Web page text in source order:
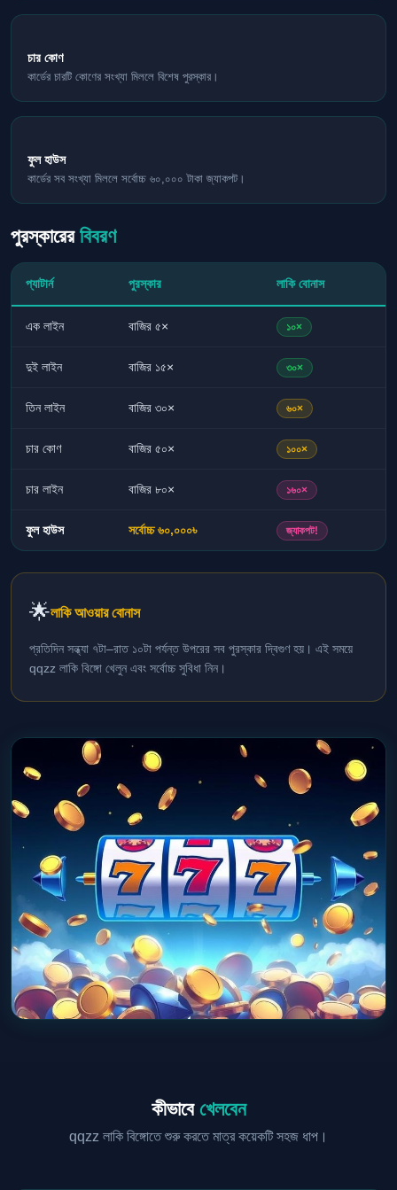
চার কোণ
কার্ডের চারটি কোণের সংখ্যা মিললে বিশেষ পুরস্কার।
ফুল হাউস
কার্ডের সব সংখ্যা মিললে সর্বোচ্চ ৬০,০০০ টাকা জ্যাকপট।
পুরস্কারের বিবরণ
প্যাটার্ন পুরস্কার লাকি বোনাস
এক লাইন বাজির ৫× ১০×
দুই লাইন বাজির ১৫× ৩০×
তিন লাইন বাজির ৩০× ৬০×
চার কোণ বাজির ৫০× ১০০×
চার লাইন বাজির ৮০× ১৬০×
ফুল হাউস সর্বোচ্চ ৬০,০০০৳ জ্যাকপট!
🌟লাকি আওয়ার বোনাস
প্রতিদিন সন্ধ্যা ৭টা–রাত ১০টা পর্যন্ত উপরের সব পুরস্কার দ্বিগুণ হয়। এই সময়ে
qqzz লাকি বিঙ্গো খেলুন এবং সর্বোচ্চ সুবিধা নিন।
কীভাবে খেলবেন
qqzz লাকি বিঙ্গোতে শুরু করতে মাত্র কয়েকটি সহজ ধাপ।